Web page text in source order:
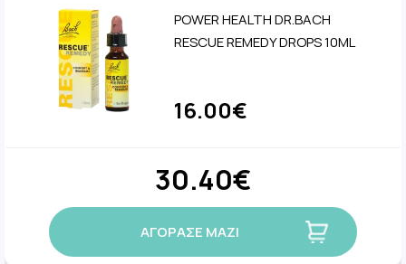
POWER HEALTH DR.BACH
RESCUE REMEDY DROPS 10ML
16.00€
30.40€
ΑΓΟΡΑΣΕ ΜΑΖΙ